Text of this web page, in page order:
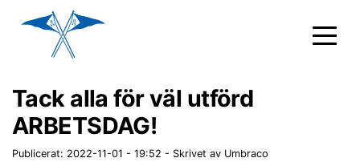
Tack alla för väl utförd
ARBETSDAG!
Publicerat: 2022-11-01 - 19:52 - Skrivet av Umbraco